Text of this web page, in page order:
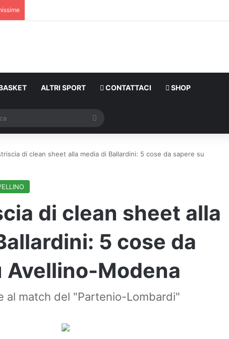
ALTRI SPORT CONTATTACI SHOP
Cerca
di clean sheet alla media di Ballardini: 5 cose da sapere su
di clean sheet alla
5 cose da
Avellino-Modena
al match del "Partenio-Lombardi"